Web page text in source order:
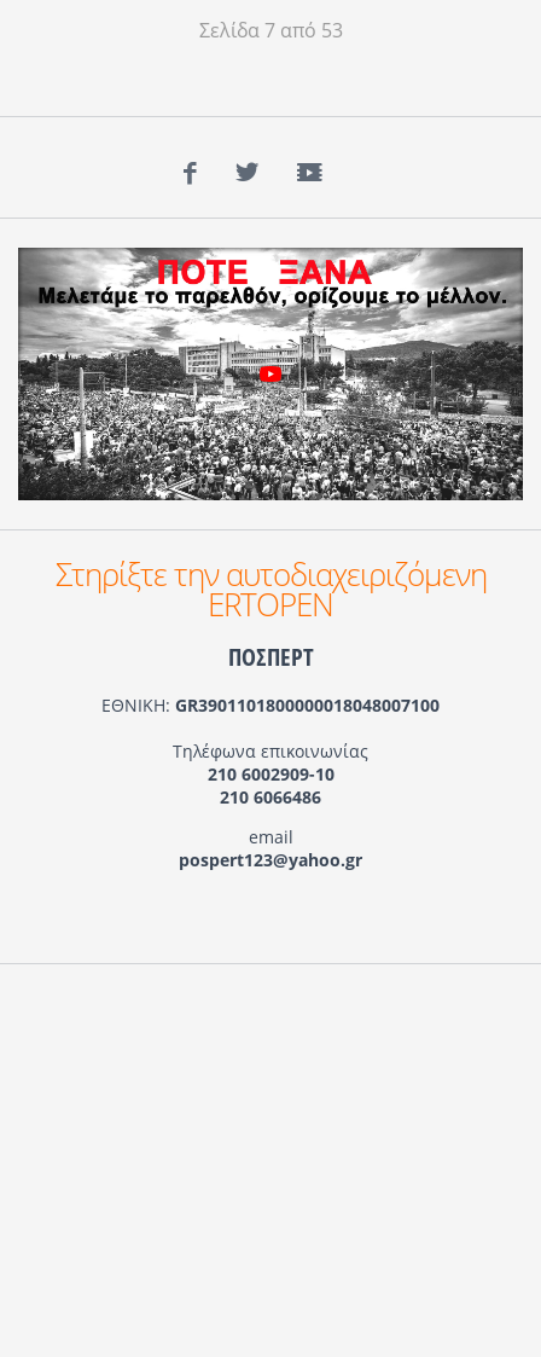
Σελίδα 7 από 53
Facebook
TwitterYouTube
Στηρίξτε την αυτοδιαχειριζόμενη
ERTOPEN
ΠΟΣΠΕΡΤ
ΕΘΝΙΚΗ: GR3901101800000018048007100
Τηλέφωνα επικοινωνίας
210 6002909-10
210 6066486
email
pospert123@yahoo.gr